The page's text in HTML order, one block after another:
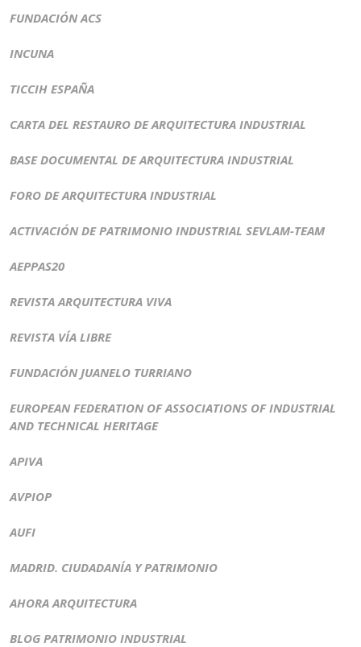
FUNDACIÓN ACS
INCUNA
TICCIH ESPAÑA
CARTA DEL RESTAURO DE ARQUITECTURA INDUSTRIAL
BASE DOCUMENTAL DE ARQUITECTURA INDUSTRIAL
FORO DE ARQUITECTURA INDUSTRIAL
ACTIVACIÓN DE PATRIMONIO INDUSTRIAL SEVLAM-TEAM
AEPPAS20
REVISTA ARQUITECTURA VIVA
REVISTA VÍA LIBRE
FUNDACIÓN JUANELO TURRIANO
EUROPEAN FEDERATION OF ASSOCIATIONS OF INDUSTRIAL
AND TECHNICAL HERITAGE
APIVA
AVPIOP
AUFI
MADRID. CIUDADANÍA Y PATRIMONIO
AHORA ARQUITECTURA
BLOG PATRIMONIO INDUSTRIAL